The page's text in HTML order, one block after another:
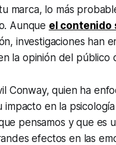
marca, lo más
Aunque el contenido
investigaciones han
la opinión del público
Conway, quien ha
en la
pensamos y que es
efectos en las